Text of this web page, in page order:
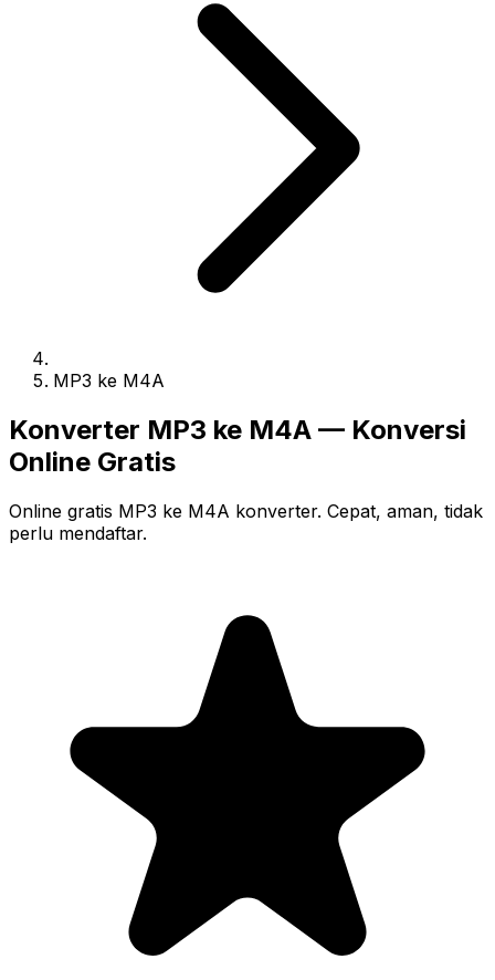
MP3 ke M4A
Konverter MP3 ke M4A — Konversi
Online Gratis
Online gratis MP3 ke M4A konverter. Cepat, aman, tidak
perlu mendaftar.